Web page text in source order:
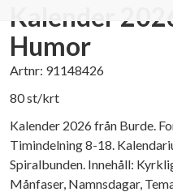
Kalender
Humor
Artnr: 91148426
80 st/krt
Kalender 2026 från Burde.
Timindelning 8-18.
Spiralbunden. Innehåll:
Månfaser, Namnsdagar,